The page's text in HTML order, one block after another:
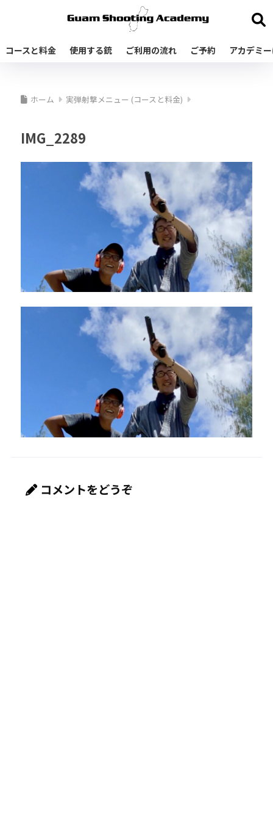
コースと料金 使用する銃 ご利用の流れ ご予約 アカデミ
ホーム 実弾射撃メニュー (コースと料金)
IMG_2289
コメントをどうぞ